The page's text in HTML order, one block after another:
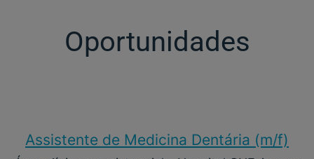
Oportunidades
Assistente de Medicina Dentária (m/f)​